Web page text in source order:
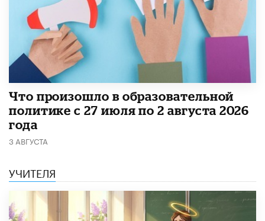
​Что произошло в образовательной
политике с 27 июля по 2 августа 2026
года
3 АВГУСТА
УЧИТЕЛЯ